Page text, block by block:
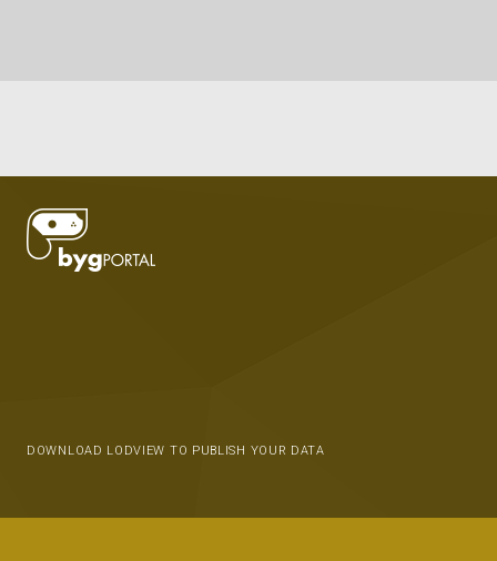
DOWNLOAD LODVIEW TO PUBLISH YOUR DATA